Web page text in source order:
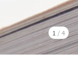
1 / 4